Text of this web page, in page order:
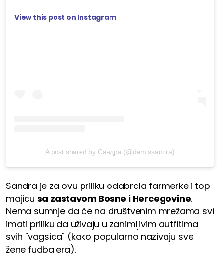
View this post on Instagram
A post shared by Сандра (@dem.ssandra)
Sandra je za ovu priliku odabrala farmerke i top
majicu sa zastavom Bosne i Hercegovine.
Nema sumnje da će na društvenim mrežama svi
imati priliku da uživaju u zanimljivim autfitima
svih "vagsica" (kako popularno nazivaju sve
žene fudbalera).